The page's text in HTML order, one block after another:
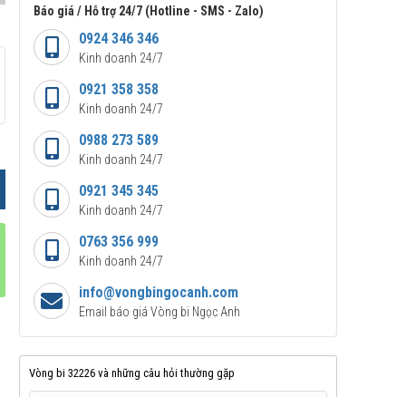
Báo giá / Hỗ trợ 24/7 (Hotline - SMS - Zalo)
0924 346 346
Kinh doanh 24/7
0921 358 358
Kinh doanh 24/7
0988 273 589
Kinh doanh 24/7
0921 345 345
Kinh doanh 24/7
0763 356 999
Kinh doanh 24/7
info@vongbingocanh.com
Email báo giá Vòng bi Ngọc Anh
Vòng bi 32226 và những câu hỏi thường gặp